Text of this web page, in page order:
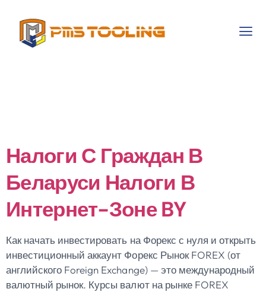
Налоги С Граждан В
Беларуси Налоги В
Интернет-Зоне BY
Как начать инвестировать на Форекс с нуля и открыть
инвестиционный аккаунт Форекс Рынок FOREX (от
английского Foreign Exchange) — это международный
валютный рынок. Курсы валют на рынке FOREX